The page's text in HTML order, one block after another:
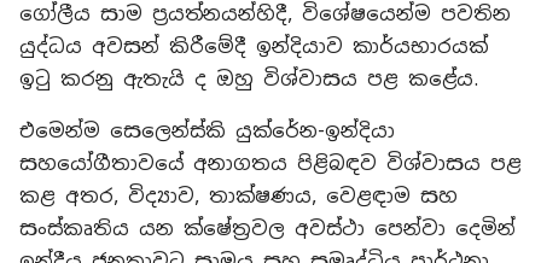
ගෝලීය සාම ප්‍රයත්නයන්හිදී, විශේෂයෙන්ම පවතින
යුද්ධය අවසන් කිරීමේදී ඉන්දියාව කාර්යභාරයක්
ඉටු කරනු ඇතැයි ද ඔහු විශ්වාසය පළ කළේය.
එමෙන්ම සෙලෙන්ස්කි යුක්රේන-ඉන්දියා
සහයෝගීතාවයේ අනාගතය පිළිබඳව විශ්වාසය පළ
කළ අතර, විද්‍යාව, තාක්ෂණය, වෙළඳාම සහ
සංස්කෘතිය යන ක්ෂේත්‍රවල අවස්ථා පෙන්වා දෙමින්